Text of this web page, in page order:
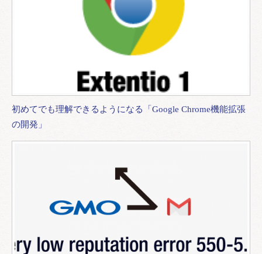
初めてでも理解できるようになる「Google Chrome機能拡張
の開発」